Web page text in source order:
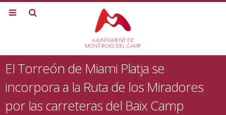
El Torreón de Miami Platja se
incorpora a la Ruta de los Miradores
por las carreteras del Baix Camp